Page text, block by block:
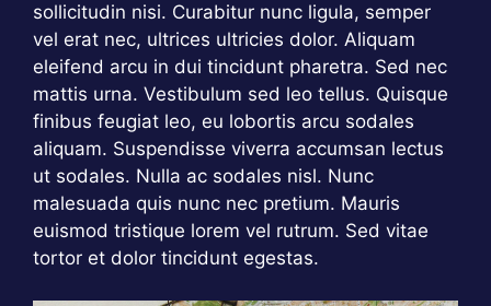
sollicitudin nisi. Curabitur nunc ligula, semper
vel erat nec, ultrices ultricies dolor. Aliquam
eleifend arcu in dui tincidunt pharetra. Sed nec
mattis urna. Vestibulum sed leo tellus. Quisque
finibus feugiat leo, eu lobortis arcu sodales
aliquam. Suspendisse viverra accumsan lectus
ut sodales. Nulla ac sodales nisl. Nunc
malesuada quis nunc nec pretium. Mauris
euismod tristique lorem vel rutrum. Sed vitae
tortor et dolor tincidunt egestas.